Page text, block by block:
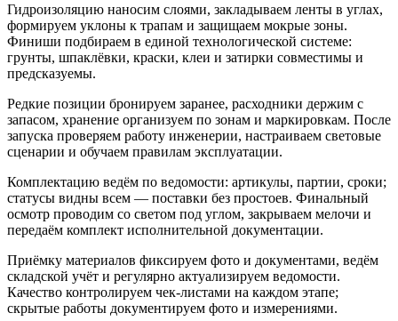
Гидроизоляцию наносим слоями, закладываем ленты в углах,
формируем уклоны к трапам и защищаем мокрые зоны.
Финиши подбираем в единой технологической системе:
грунты, шпаклёвки, краски, клеи и затирки совместимы и
предсказуемы.
Редкие позиции бронируем заранее, расходники держим с
запасом, хранение организуем по зонам и маркировкам. После
запуска проверяем работу инженерии, настраиваем световые
сценарии и обучаем правилам эксплуатации.
Комплектацию ведём по ведомости: артикулы, партии, сроки;
статусы видны всем — поставки без простоев. Финальный
осмотр проводим со светом под углом, закрываем мелочи и
передаём комплект исполнительной документации.
Приёмку материалов фиксируем фото и документами, ведём
складской учёт и регулярно актуализируем ведомости.
Качество контролируем чек‑листами на каждом этапе;
скрытые работы документируем фото и измерениями.